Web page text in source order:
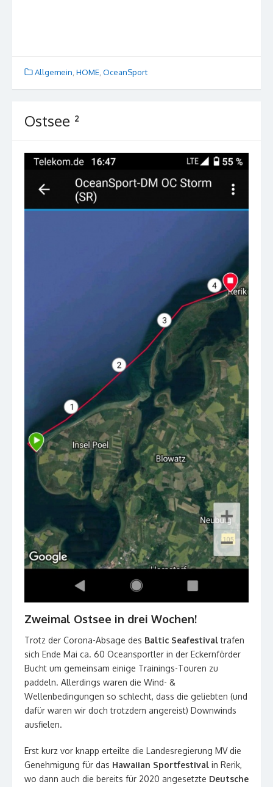
Allgemein HOME OceanSport
Ostsee ²
Zweimal Ostsee in drei Wochen!
Trotz der Corona-Absage des Baltic Seafestivaltrafen
sich Ende Mai ca. 60 Oceansportler in der Eckernförder
Bucht um gemeinsam einige Trainings-Touren zu
paddeln. Allerdings waren die Wind- &
Wellenbedingungen so schlecht, dass die geliebten (und
dafür waren wir doch trotzdem angereist) Downwinds
ausfielen.
Erst kurz vor knapp erteilte die Landesregierung MV die
Genehmigung für das Hawaiian Sportfestival in Rerik,
wo dann auch die bereits für 2020 angesetzte Deutsche